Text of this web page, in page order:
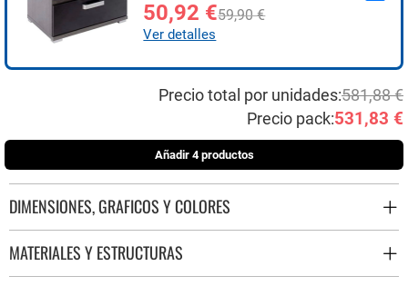
50,92 €59,90 €
Ver detalles
Precio total por unidades:581,88 €
Precio pack:531,83 €
Añadir 4 productos
DIMENSIONES, GRAFICOS Y COLORES
MATERIALES Y ESTRUCTURAS